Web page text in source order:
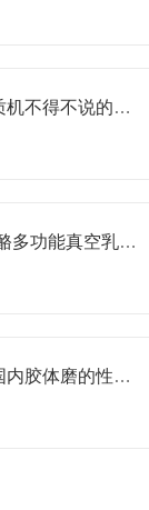
SID高剪切均质机不得不说的几个优势
你真的了解奶酪多功能真空乳化机是如何乳化的吗？
SID胶体磨与国内胶体磨的性能相比有哪些区别，你真的了解吗？